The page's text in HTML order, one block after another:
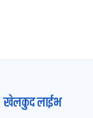
खेलकुद लाईभ